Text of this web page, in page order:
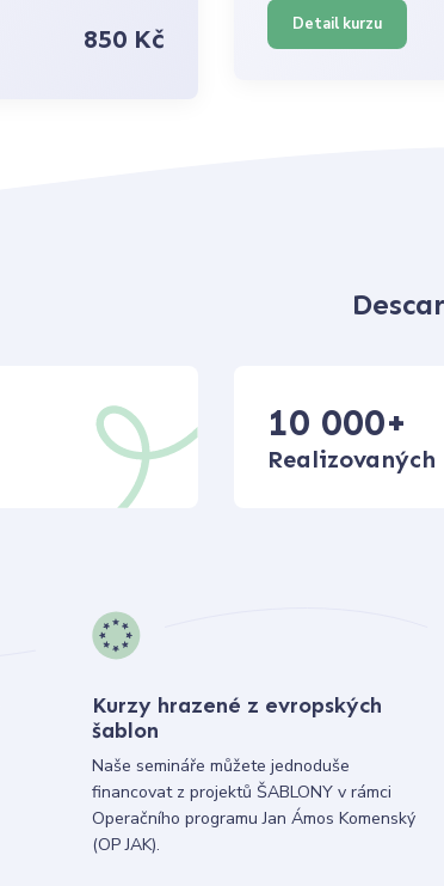
850 Kč Detail kurzu
10 000+
Realizovaných
Kurzy hrazené z evropských
šablon
Naše semináře můžete jednoduše
financovat z projektů ŠABLONY v rámci
Operačního programu Jan Ámos Komenský
(OP JAK).